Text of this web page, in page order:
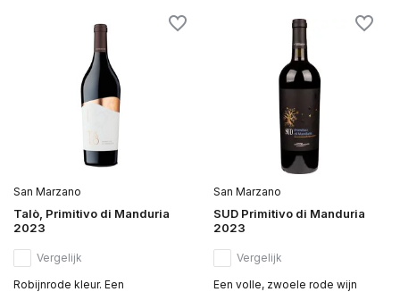
San Marzano
Talò, Primitivo di Manduria
2023
Vergelijk
Robijnrode kleur. Een
San Marzano
SUD Primitivo di Manduria
2023
Vergelijk
Een volle, zwoele rode wijn